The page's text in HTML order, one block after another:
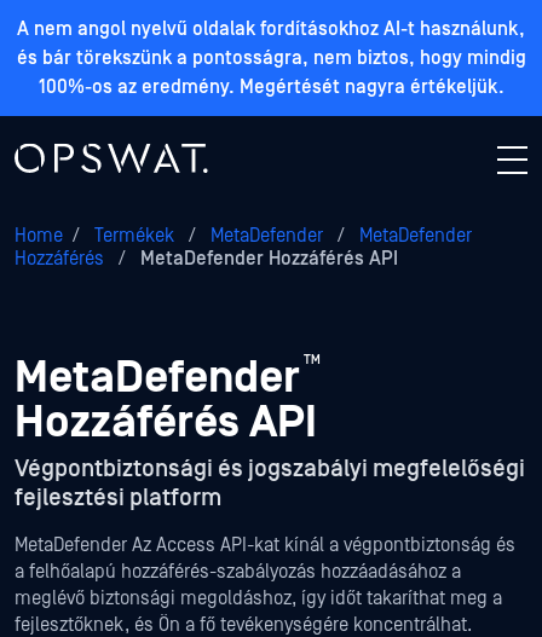
A nem angol nyelvű oldalak fordításokhoz AI-t használunk,
és bár törekszünk a pontosságra, nem biztos, hogy mindig
100%-os az eredmény. Megértését nagyra értékeljük.
Home / Termékek / MetaDefender /
MetaDefender
Hozzáférés
/ MetaDefender Hozzáférés API
MetaDefender™
Hozzáférés API
Végpontbiztonsági és jogszabályi megfelelőségi
fejlesztési platform
MetaDefender Az Access API-kat kínál a végpontbiztonság és
a felhőalapú hozzáférés-szabályozás hozzáadásához a
meglévő biztonsági megoldáshoz, így időt takaríthat meg a
fejlesztőknek, és Ön a fő tevékenységére koncentrálhat.